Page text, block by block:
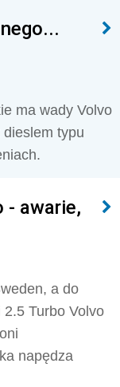
ma wady Volvo
typu
- awarie,
a do
Turbo Volvo
napędza